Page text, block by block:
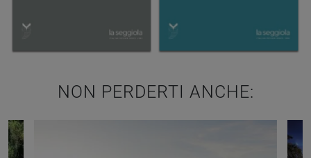
NON PERDERTI ANCHE: